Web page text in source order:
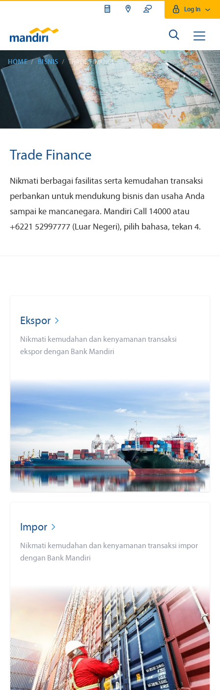
Log In
HOME BISNIS TRADE FINANCE
Trade Finance
Nikmati berbagai fasilitas serta kemudahan transaksi
perbankan untuk mendukung bisnis dan usaha Anda
sampai ke mancanegara. Mandiri Call 14000 atau
+6221 52997777 (Luar Negeri), pilih bahasa, tekan 4.
Ekspor
Nikmati kemudahan dan kenyamanan transaksi
ekspor dengan Bank Mandiri
Impor
Nikmati kemudahan dan kenyamanan transaksi impor
dengan Bank Mandiri